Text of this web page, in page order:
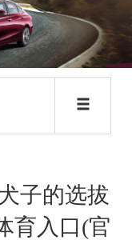
子的选拔
育入口(官